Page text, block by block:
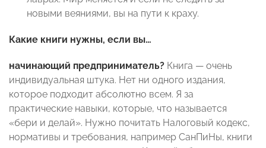
новыми веяниями, вы на пути к краху.
Какие книги нужны, если вы…
начинающий предприниматель? Книга — очень
индивидуальная штука. Нет ни одного издания,
которое подходит абсолютно всем. Я за
практические навыки, которые, что называется
«бери и делай». Нужно почитать Налоговый кодекс,
нормативы и требования, например СанПиНы, книги